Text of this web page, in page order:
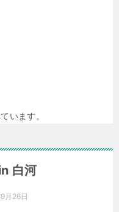
います。
白河
月26日